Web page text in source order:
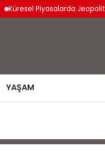
Küresel Piyasalarda
YAŞAM